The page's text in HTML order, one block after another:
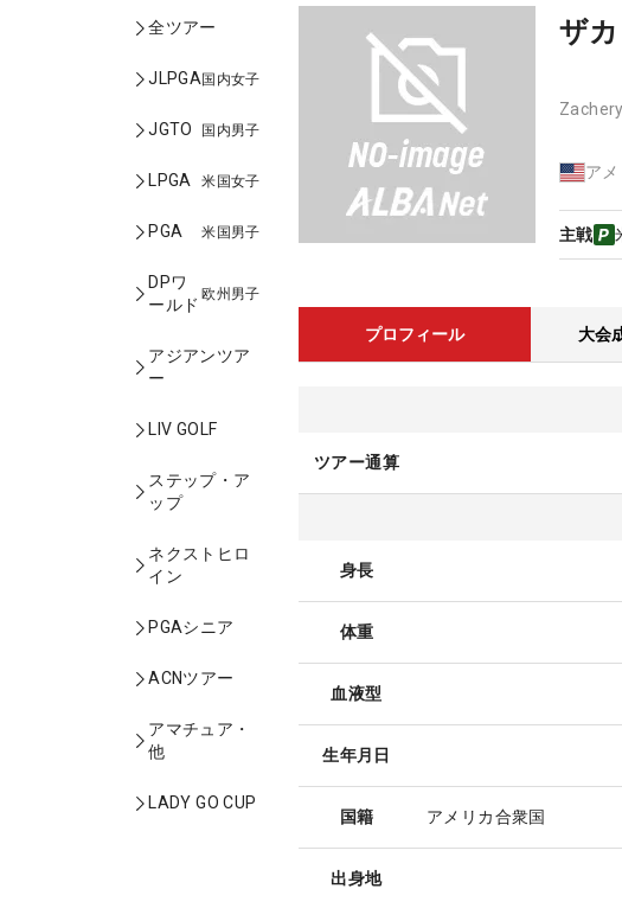
全ツアー
JLPGA国内女子
JGTO 国内男子
LPGA 米国女子
PGA 米国男子
DPワ
ールド
欧州男子
アジアンツア
ー
LIV GOLF
ステップ・ア
ップ
ネクストヒロ
イン
PGAシニア
ACNツアー
アマチュア・
他
LADY GO CUP
ザ
ア
主戦
プロフィール 大会
ツアー通算
身長
体重
血液型
生年月日
国籍 アメリカ合衆国
出身地